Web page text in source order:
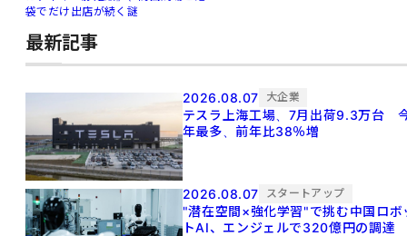
袋でだけ出店が続く謎
最新記事
2026.08.07 大企業
テスラ上海工場、7月出荷9.3万台
年最多、前年比38％増
2026.08.07 スタートアップ
"潜在空間×強化学習"で挑む中国ロボ
トAI、エンジェルで320億円の調達